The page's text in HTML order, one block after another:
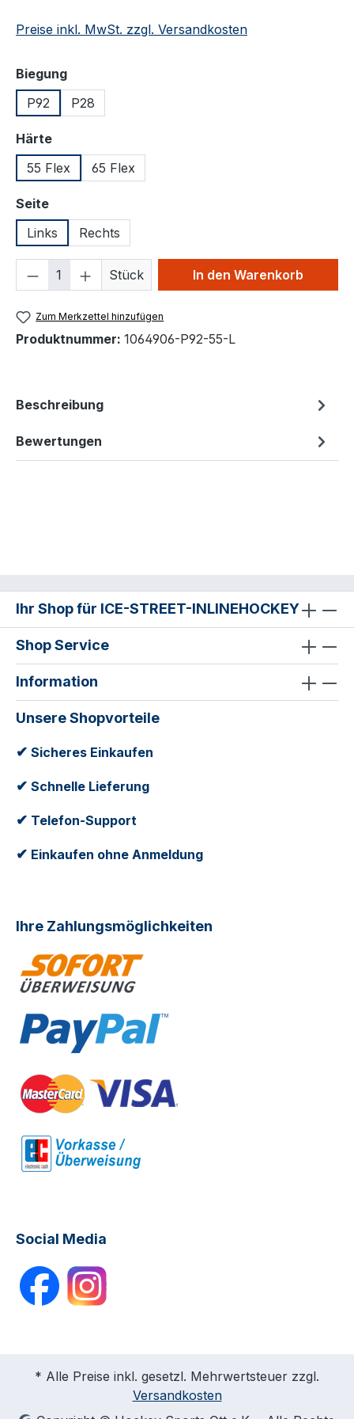
Preise inkl. MwSt. zzgl. Versandkosten
Biegungauswählen
P92
P28
Härteauswählen
55 Flex
65 Flex
Seiteauswählen
Links
Rechts
Produkt Anzahl: Gib den
Stück In den Warenkorb
Zum Merkzettel hinzufügen
Produktnummer: 1064906-P92-55-L
Beschreibung
Bewertungen
Ihr Shop für ICE-STREET-INLINEHOCKEY
Shop Service
Information
Unsere Shopvorteile
✔ Sicheres Einkaufen
✔ Schnelle Lieferung
✔ Telefon-Support
✔ Einkaufen ohne Anmeldung
Ihre Zahlungsmöglichkeiten
Social Media
* Alle Preise inkl. gesetzl. Mehrwertsteuer zzgl.
Versandkosten